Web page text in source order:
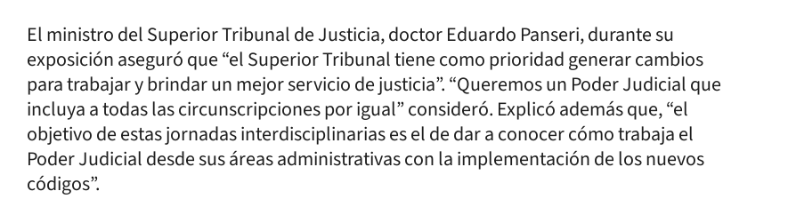
El ministro del Superior Tribunal de Justicia, doctor Eduardo Panseri, durante su
exposición aseguró que “el Superior Tribunal tiene como prioridad generar cambios
para trabajar y brindar un mejor servicio de justicia”. “Queremos un Poder Judicial que
incluya a todas las circunscripciones por igual” consideró. Explicó además que, “el
objetivo de estas jornadas interdisciplinarias es el de dar a conocer cómo trabaja el
Poder Judicial desde sus áreas administrativas con la implementación de los nuevos
códigos”.